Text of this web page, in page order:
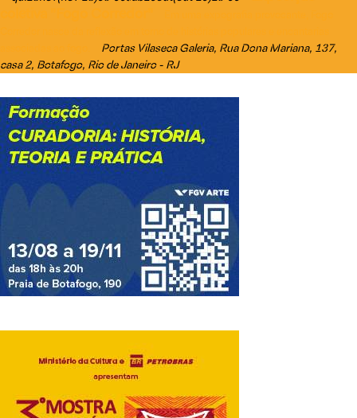
Portas Vilaseca Galeria, Rua Dona Mariana, 137,
casa 2, Botafogo, Rio de Janeiro - RJ